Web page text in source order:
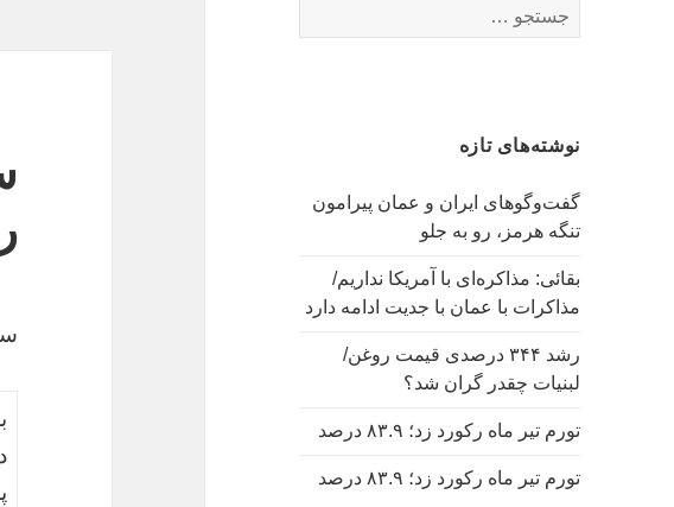
برای:
نوشته‌های تازه
گفت‌وگوهای ایران و عمان پیرامون
تنگه هرمز، رو به جلو
بقائی: مذاکره‌ای با آمریکا نداریم/
مذاکرات با عمان با جدیت ادامه دارد
رشد ۳۴۴ درصدی قیمت روغن/
لبنیات چقدر گران شد؟
تورم تیر ماه رکورد زد؛ ۸۳.۹ درصد
تورم تیر ماه رکورد زد؛ ۸۳.۹ درصد